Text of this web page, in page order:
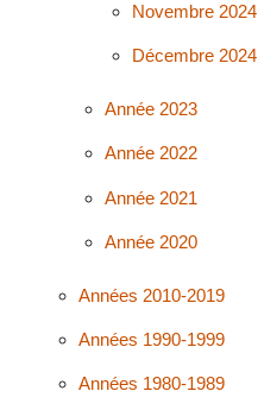
Novembre 2024
Décembre 2024
Année 2023
Année 2022
Année 2021
Année 2020
Années 2010-2019
Années 1990-1999
Années 1980-1989